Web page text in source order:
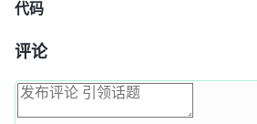
代码
评论